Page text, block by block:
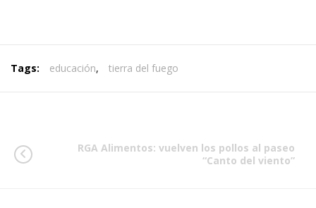
Tags: educación, tierra del fuego
RGA Alimentos: vuelven los pollos al paseo
“Canto del viento”